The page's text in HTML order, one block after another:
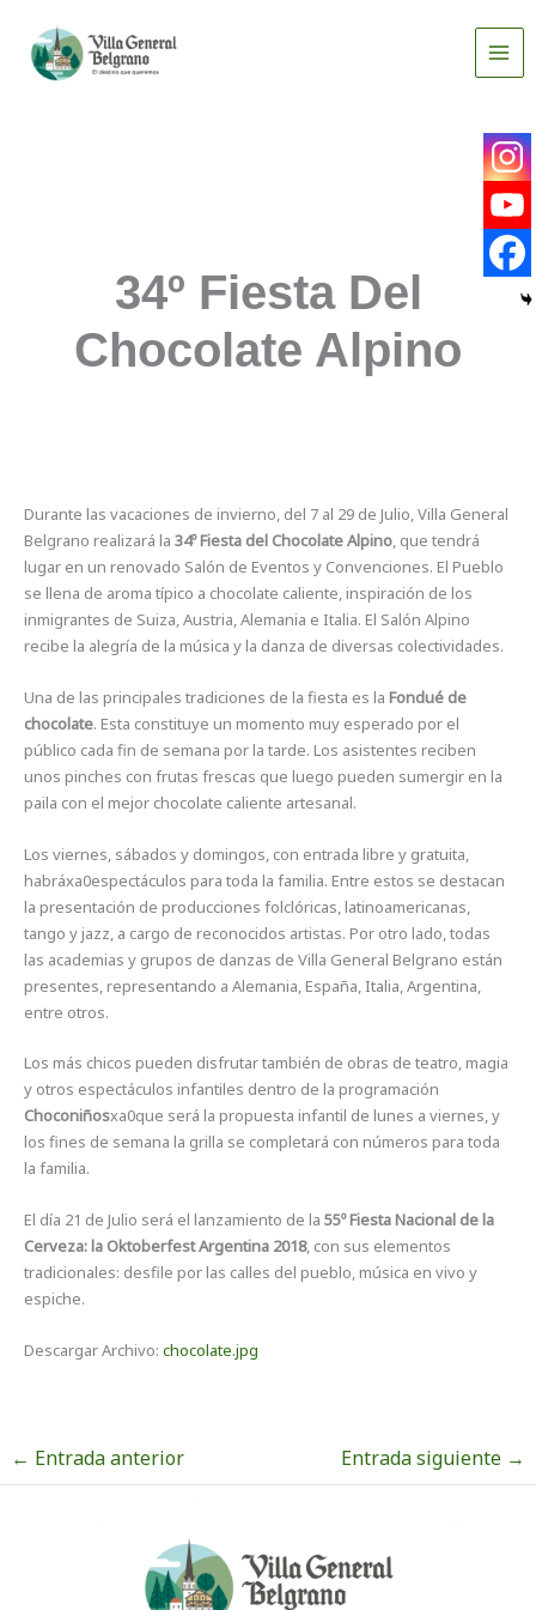
contenido
34º Fiesta Del
Chocolate Alpino
Durante las vacaciones de invierno, del 7 al 29 de Julio, Villa General
Belgrano realizará la34º Fiesta del Chocolate Alpino, que tendrá
lugar en un renovado Salón de Eventos y Convenciones. El Pueblo
se llena de aroma típico a chocolate caliente, inspiración de los
inmigrantes de Suiza, Austria, Alemania e Italia. El Salón Alpino
recibe la alegría de la música y la danza de diversas colectividades.
Una de las principales tradiciones de la fiesta es laFondué de
chocolate. Esta constituye un momento muy esperado por el
público cada fin de semana por la tarde. Los asistentes reciben
unos pinches con frutas frescas que luego pueden sumergir en la
paila con el mejor chocolate caliente artesanal.
Los viernes, sábados y domingos, con entrada libre y gratuita,
habráxa0espectáculos para toda la familia. Entre estos se destacan
la presentación de producciones folclóricas, latinoamericanas,
tango y jazz, a cargo de reconocidos artistas. Por otro lado, todas
las academias y grupos de danzas de Villa General Belgrano están
presentes, representando a Alemania, España, Italia, Argentina,
entre otros.
Los más chicos pueden disfrutar también de obras de teatro, magia
y otros espectáculos infantiles dentro de la programación
Choconiñosxa0que será la propuesta infantil de lunes a viernes, y
los fines de semana la grilla se completará con números para toda
la familia.
El día 21 de Julio será el lanzamiento de la55º Fiesta Nacional de la
Cerveza: la Oktoberfest Argentina 2018, con sus elementos
tradicionales: desfile por las calles del pueblo, música en vivo y
espiche.
Descargar Archivo:chocolate.jpg
← Entrada anterior Entrada siguiente →